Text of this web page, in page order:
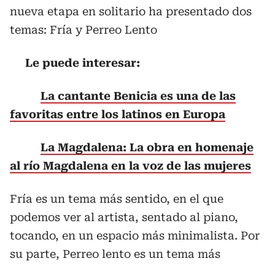
nueva etapa en solitario ha presentado dos
temas: Fría y Perreo Lento
Le puede interesar:
La cantante Benicia es una de las
favoritas entre los latinos en Europa
La Magdalena: La obra en homenaje
al río Magdalena en la voz de las mujeres
Fría es un tema más sentido, en el que
podemos ver al artista, sentado al piano,
tocando, en un espacio más minimalista. Por
su parte, Perreo lento es un tema más